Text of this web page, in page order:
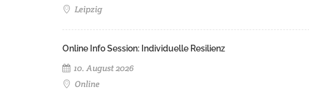
Leipzig
Online Info Session: Individuelle Resilienz
10. August 2026
Online